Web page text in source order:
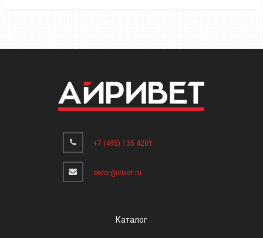
+7 (495) 135 4201
order@irivet.ru
Каталог